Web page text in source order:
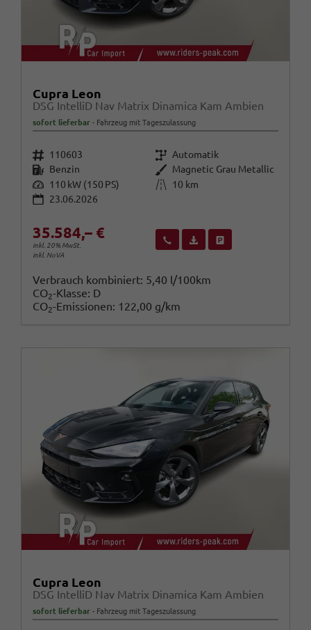
Cupra Leon
DSG IntelliD Nav Matrix Dinamica Kam Ambien
sofort lieferbar Fahrzeug mit Tageszulassung
Fahrzeugnr. 110603 Getriebe Automatik
Kraftstoff Benzin Außenfarbe Magnetic Grau Metallic
Leistung 110 kW (150 PS) Kilometerstand
10 km
23.06.2026
35.584,– €
inkl. 20% MwSt.
inkl. NoVA
Wir rufen Sie anFahrzeugexposé (PDF)
Verbrauch kombiniert: 5,40 l/100km
CO2-Klasse: D
CO2-Emissionen: 122,00 g/km
Cupra Leon
DSG IntelliD Nav Matrix Dinamica Kam Ambien
sofort lieferbar Fahrzeug mit Tageszulassung